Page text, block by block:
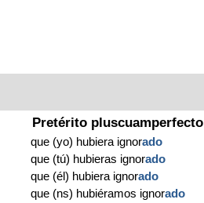
Pretérito pluscuamperfecto
que (yo) hubiera ignorado
que (tú) hubieras ignorado
que (él) hubiera ignorado
que (ns) hubiéramos ignorado